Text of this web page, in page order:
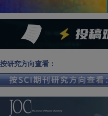
按研究方向查看：